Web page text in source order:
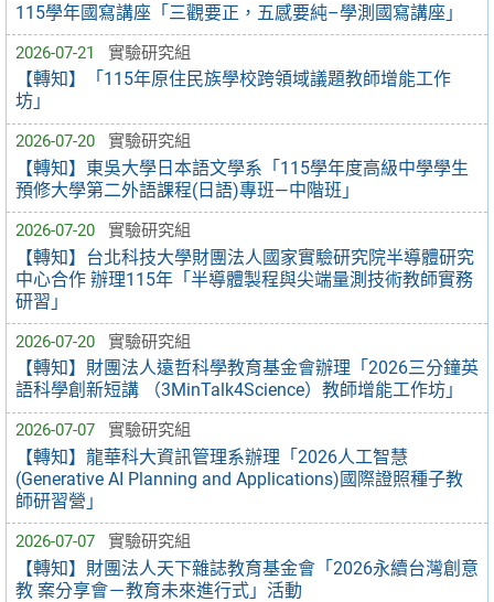
115學年國寫講座「三觀要正，五感要純–學測國寫講座」
2026-07-21 實驗研究組
【轉知】「115年原住民族學校跨領域議題教師增能工作
坊」
2026-07-20 實驗研究組
【轉知】東吳大學日本語文學系「115學年度高級中學學生
預修大學第二外語課程(日語)專班—中階班」
2026-07-20 實驗研究組
【轉知】台北科技大學財團法人國家實驗研究院半導體研究
中心合作 辦理115年「半導體製程與尖端量測技術教師實務
研習」
2026-07-20 實驗研究組
【轉知】財團法人遠哲科學教育基金會辦理「2026三分鐘英
語科學創新短講 （3MinTalk4Science）教師增能工作坊」
2026-07-07 實驗研究組
【轉知】龍華科大資訊管理系辦理「2026人工智慧
(Generative AI Planning and Applications)國際證照種子教
師研習營」
2026-07-07 實驗研究組
【轉知】財團法人天下雜誌教育基金會「2026永續台灣創意
教 案分享會－教育未來進行式」活動